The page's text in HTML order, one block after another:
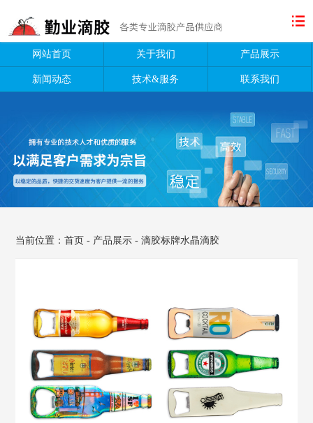
网站首页 关于我们 产品展示
新闻动态 技术&服务 联系我们
当前位置：首页 - 产品展示 -滴胶标牌水晶滴胶